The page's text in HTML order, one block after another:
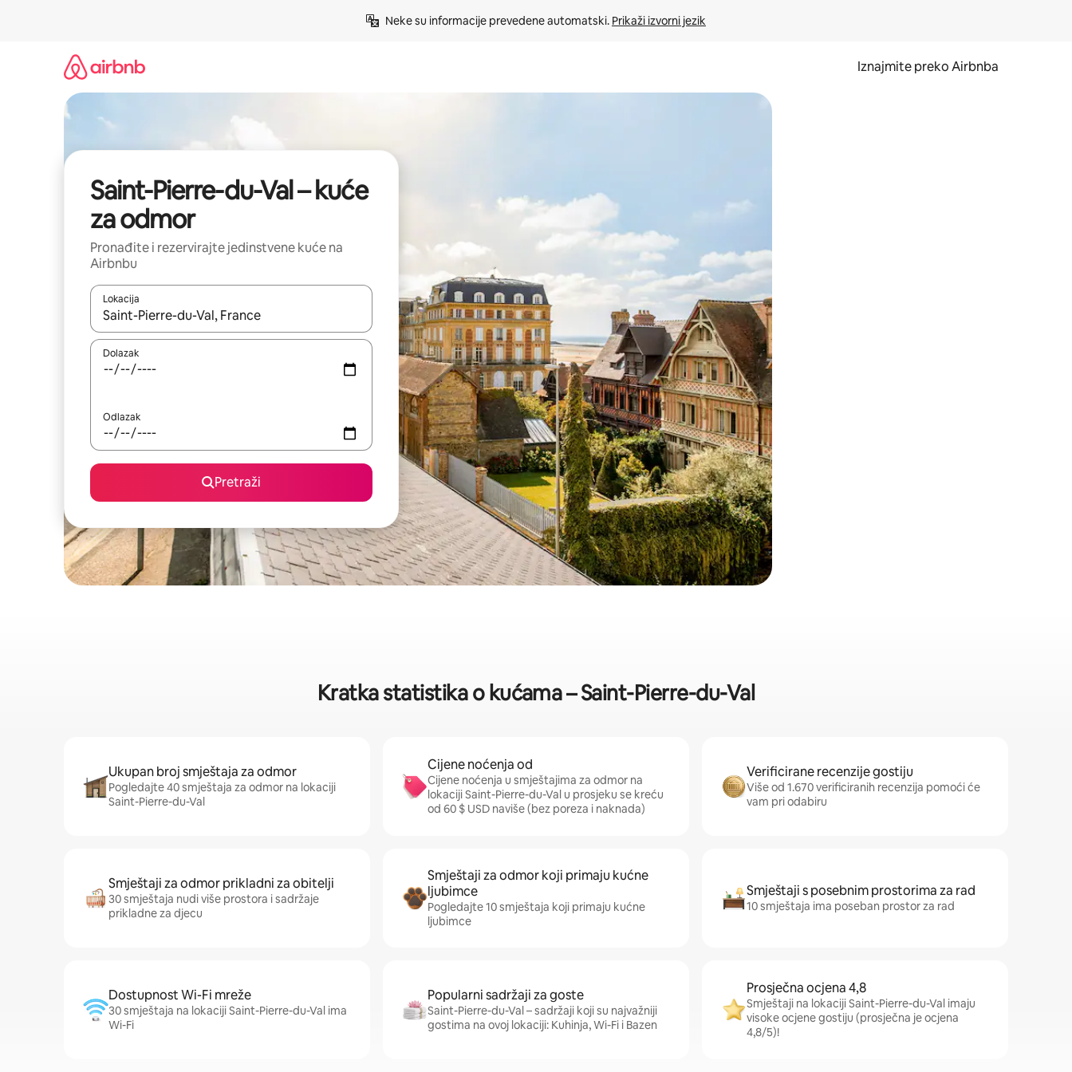
Neke su informacije prevedene automatski. Prikaži izvorni jezik
Iznajmite preko Airbnba
Saint-Pierre-du-Val – kuće
za odmor
Pronađite i rezervirajte jedinstvene kuće na
Airbnbu
Lokacija
Kada budu dostupni rezultati, moći ćete ih pregledati koristeći se strelicama prema gore i prema dolje, kao i dodirom ili prelaskom prstom po zaslonu.
Dolazak
Odlazak
Pretraži
Kratka statistika o kućama – Saint-Pierre-du-Val
Ukupan broj smještaja za odmor
Pogledajte 40 smještaja za odmor na lokaciji
Saint-Pierre-du-Val
Cijene noćenja od
Cijene noćenja u smještajima za odmor na
lokaciji Saint-Pierre-du-Val u prosjeku se kreću
od 60 $ USD naviše (bez poreza i naknada)
Verificirane recenzije gostiju
Više od 1.670 verificiranih recenzija pomoći će
vam pri odabiru
Smještaji za odmor prikladni za obitelji
30 smještaja nudi više prostora i sadržaje
prikladne za djecu
Smještaji za odmor koji primaju kućne
ljubimce
Pogledajte 10 smještaja koji primaju kućne
ljubimce
Smještaji s posebnim prostorima za rad
10 smještaja ima poseban prostor za rad
Dostupnost Wi-Fi mreže
30 smještaja na lokaciji Saint-Pierre-du-Val ima
Wi-Fi
Popularni sadržaji za goste
Saint-Pierre-du-Val – sadržaji koji su najvažniji
gostima na ovoj lokaciji: Kuhinja, Wi-Fi i Bazen
Prosječna ocjena 4,8
Smještaji na lokaciji Saint-Pierre-du-Val imaju
visoke ocjene gostiju (prosječna je ocjena
4,8/5)!